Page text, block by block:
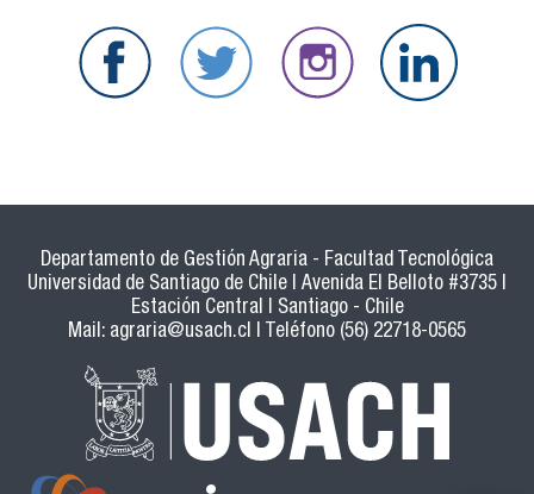
Departamento de Gestión Agraria - Facultad Tecnológica
Universidad de Santiago de Chile | Avenida El Belloto #3735 |
Estación Central | Santiago - Chile
Mail: agraria@usach.cl | Teléfono (56) 22718-0565